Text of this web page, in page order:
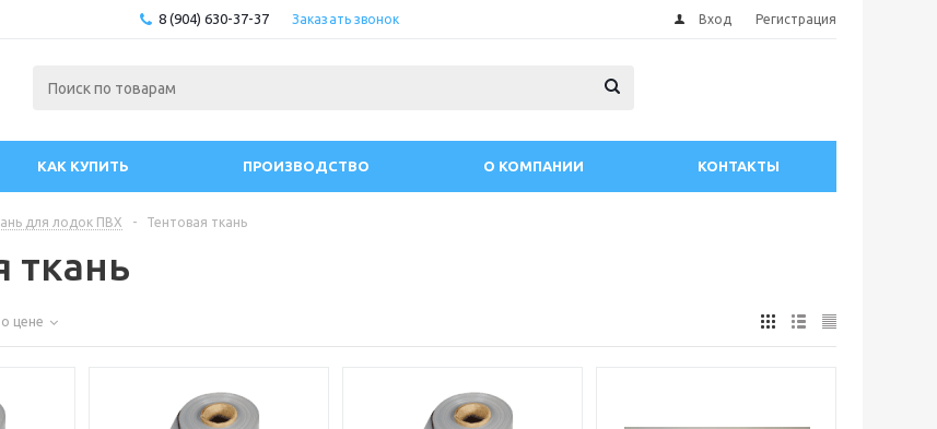
8 (904) 630-37-37 Заказать звонок Вход Регистрация
КАК КУПИТЬ ПРОИЗВОДСТВО О КОМПАНИИ КОНТАКТЫ
для лодок ПВХ - Тентовая ткань
ткань
цене